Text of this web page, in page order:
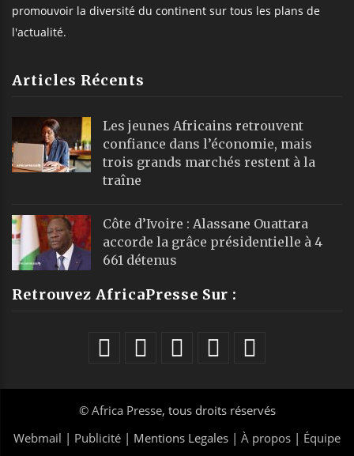
promouvoir la diversité du continent sur tous les plans de
l'actualité.
Articles Récents
Les jeunes Africains retrouvent
confiance dans l’économie, mais
trois grands marchés restent à la
traîne
Côte d’Ivoire : Alassane Ouattara
accorde la grâce présidentielle à 4
661 détenus
Retrouvez AfricaPresse Sur :
© Africa Presse, tous droits réservés
Webmail | Publicité | Mentions Legales | À propos | Équipe